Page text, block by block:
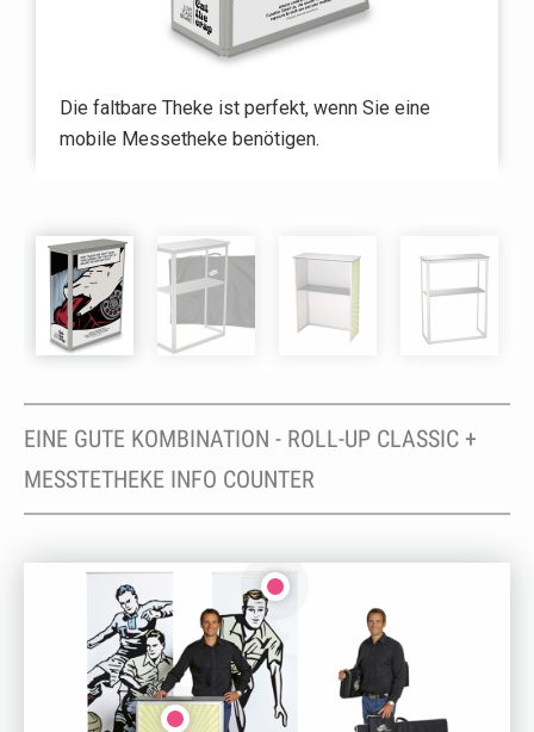
Die faltbare Theke ist perfekt, wenn Sie eine
mobile Messetheke benötigen.
EINE GUTE KOMBINATION - ROLL-UP CLASSIC +
MESSTETHEKE INFO COUNTER